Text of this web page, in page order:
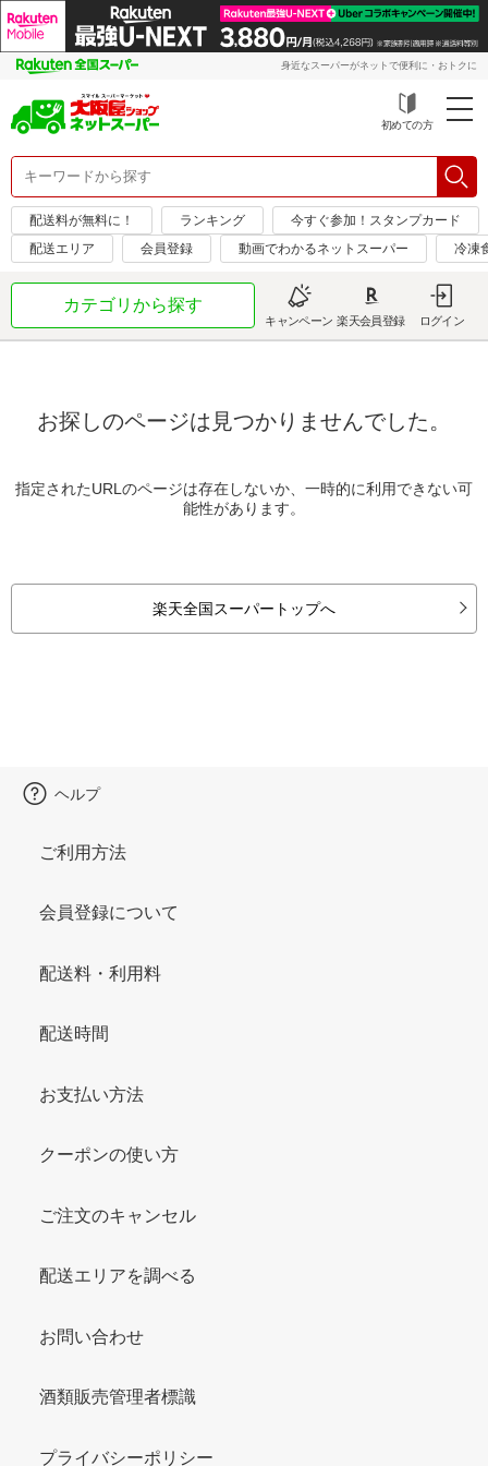
身近なスーパーがネットで便利に・おトクに
初めての方
配送料が無料に！ ランキング
今すぐ参加！スタンプカード
配送エリア
会員登録 動画でわかるネットスーパー 冷凍
カテゴリから探す
キャンペーン 楽天会員登録 ログイン
お探しのページは見つかりませんでした。
指定されたURLのページは存在しないか、一時的に利用できない可
能性があります。
楽天全国スーパートップへ
ヘルプ
ご利用方法
会員登録について
配送料・利用料
配送時間
お支払い方法
クーポンの使い方
ご注文のキャンセル
配送エリアを調べる
お問い合わせ
酒類販売管理者標識
プライバシーポリシー